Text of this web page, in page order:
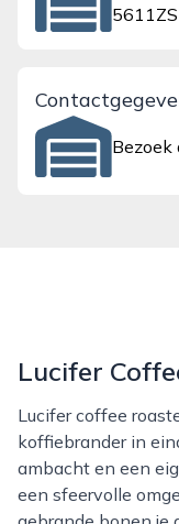
Bezoek
Lucifer
Lucifer coffee roasters kp is een kleinschalige
koffiebrander in
ambacht en een
een sfeervolle